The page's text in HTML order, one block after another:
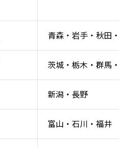
青森・岩手・秋田・
茨城・栃木・群馬・
新潟・長野
富山・石川・福井